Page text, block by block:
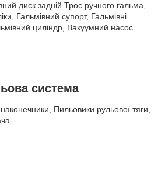
диск задній Трос ручного гальма,
Гальмівний супорт, Гальмівні
циліндр, Вакуумний насос
система
Пильовики рульової тяги,